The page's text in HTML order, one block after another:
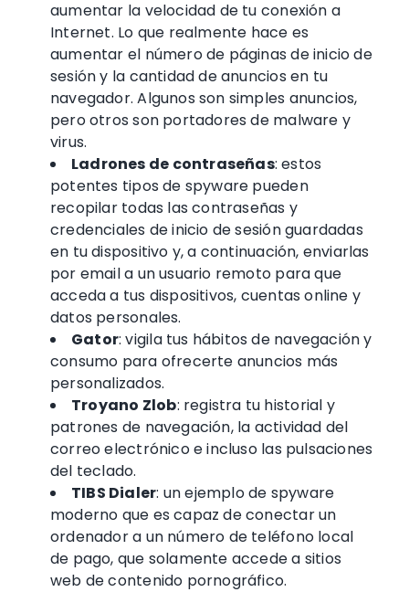
aumentar la velocidad de tu conexión a
Internet. Lo que realmente hace es
aumentar el número de páginas de inicio de
sesión y la cantidad de anuncios en tu
navegador. Algunos son simples anuncios,
pero otros son portadores de malware y
virus.
Ladrones de contraseñas: estos
potentes tipos de spyware pueden
recopilar todas las contraseñas y
credenciales de inicio de sesión guardadas
en tu dispositivo y, a continuación, enviarlas
por email a un usuario remoto para que
acceda a tus dispositivos, cuentas online y
datos personales.
Gator: vigila tus hábitos de navegación y
consumo para ofrecerte anuncios más
personalizados.
Troyano Zlob: registra tu historial y
patrones de navegación, la actividad del
correo electrónico e incluso las pulsaciones
del teclado.
TIBS Dialer: un ejemplo de spyware
moderno que es capaz de conectar un
ordenador a un número de teléfono local
de pago, que solamente accede a sitios
web de contenido pornográfico.